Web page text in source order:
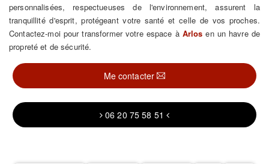
personnalisées, respectueuses de l'environnement, assurent la
tranquillité d'esprit, protégeant votre santé et celle de vos proches.
Contactez-moi pour transformer votre espace à Arlos en un havre de
propreté et de sécurité.
Me contacter
06 20 75 58 51